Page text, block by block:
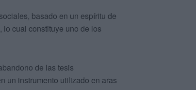
basado en un espíritu de
cual constituye uno de los
de las tesis
un instrumento utilizado en aras